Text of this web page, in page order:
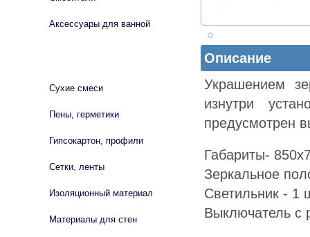
Описание
Украшением
изнутри
предусмотрен
Габариты-
Зеркальное
Светильник - 1
Выключатель с
Аксессуары для ванной
Сухие смеси
Пены, герметики
Гипсокартон, профили
Сетки, ленты
Изоляционный материал
Материалы для стен